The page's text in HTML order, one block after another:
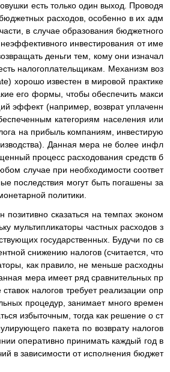
есть только один выход. Проводя
расходов, особенно в их адм
в случае образования бюджетного
инвестирования от име
деньги тем, кому они изначал
налогоплательщикам. Механизм воз
хорошо известен в мировой практике
его формы, чтобы обеспечить макси
эффект (например, возврат уплаченн
категориям населения или
на прибыль компаниям, инвестирую
Данная мера не более инфл
процесс расходования средств б
случае при необходимости соответ
последствия могут быть погашены за
политики.
позитивно сказаться на темпах эконом
мультипликаторы частных расходов з
государственных. Будучи по св
снижению налогов (считается, что
как правило, не меньше расходны
мера имеет ряд сравнительных пр
налогов требует реализации опр
процедур, занимает много времен
избыточным, тогда как решение о ст
пакета по возврату налогов
оперативно принимать каждый год в
в зависимости от исполнения бюджет